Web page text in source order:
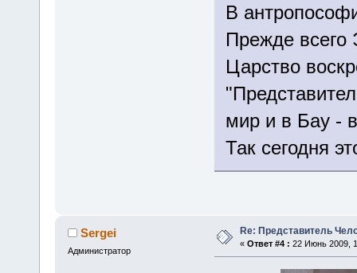
В
Прежде всего
Царство
мир и в Бау -
Так сегодня
Sergei
Администратор
Re: Представитель
« Ответ #4 : 22 Июнь 2009,